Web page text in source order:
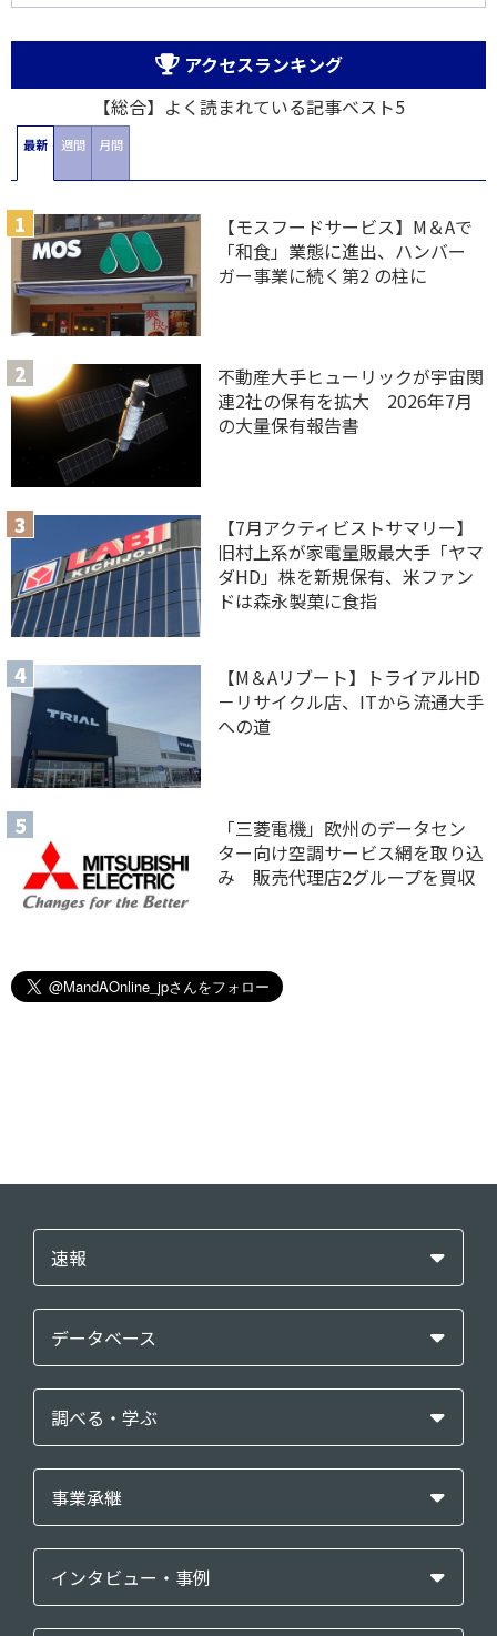
アクセスランキング
【総合】よく読まれている記事ベスト5
最新 週間 月間
【モスフードサービス】M＆Aで
「和食」業態に進出、ハンバー
ガー事業に続く第2 の柱に
不動産大手ヒューリックが宇宙関
連2社の保有を拡大 2026年7月
の大量保有報告書
【7月アクティビストサマリー】
旧村上系が家電量販最大手「ヤマ
ダHD」株を新規保有、米ファン
ドは森永製菓に食指
【M＆Aリブート】トライアルHD
－リサイクル店、ITから流通大手
への道
「三菱電機」欧州のデータセン
ター向け空調サービス網を取り込
み 販売代理店2グループを買収
速報
データベース
調べる・学ぶ
事業承継
インタビュー・事例